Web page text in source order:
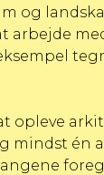
og
arbejde
opleve
mindst én